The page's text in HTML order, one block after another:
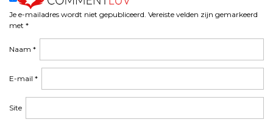
n
a
v
i
t
e
Je e-mailadres wordt niet gepubliceerd. Vereiste velden zijn gemarkeerd
met *
Naam *
E-mail *
Site